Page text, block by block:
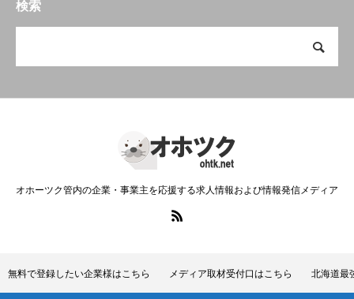
検索
オホーツク管内の企業・事業主を応援する求人情報および情報発信メディア
無料で登録したい企業様はこちら メディア取材受付口はこちら 北海道最